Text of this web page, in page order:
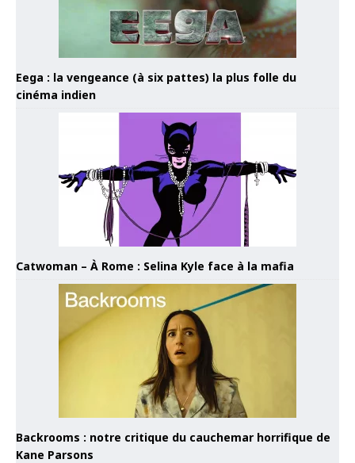
Eega : la vengeance (à six pattes) la plus folle du
cinéma indien
Catwoman – À Rome : Selina Kyle face à la mafia
Backrooms : notre critique du cauchemar horrifique de
Kane Parsons